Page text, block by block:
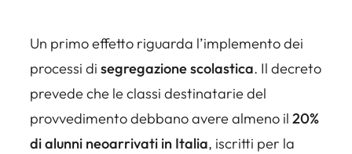
Un primo effetto riguarda l’implemento dei
processi di segregazione scolastica. Il decreto
prevede che le classi destinatarie del
provvedimento debbano avere almeno il 20%
di alunni neoarrivati in Italia, iscritti per la